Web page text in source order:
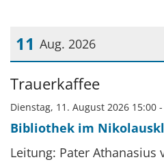
11 Aug. 2026
Datum: 11. August 2026
Trauerkaffee
Dienstag, 11. August 2026 15:00
Bibliothek im
Leitung: Pater Athanasius